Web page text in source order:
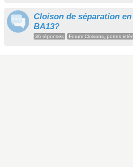
Cloison de séparation
BA13?
36 réponses Forum Cloisons, portes